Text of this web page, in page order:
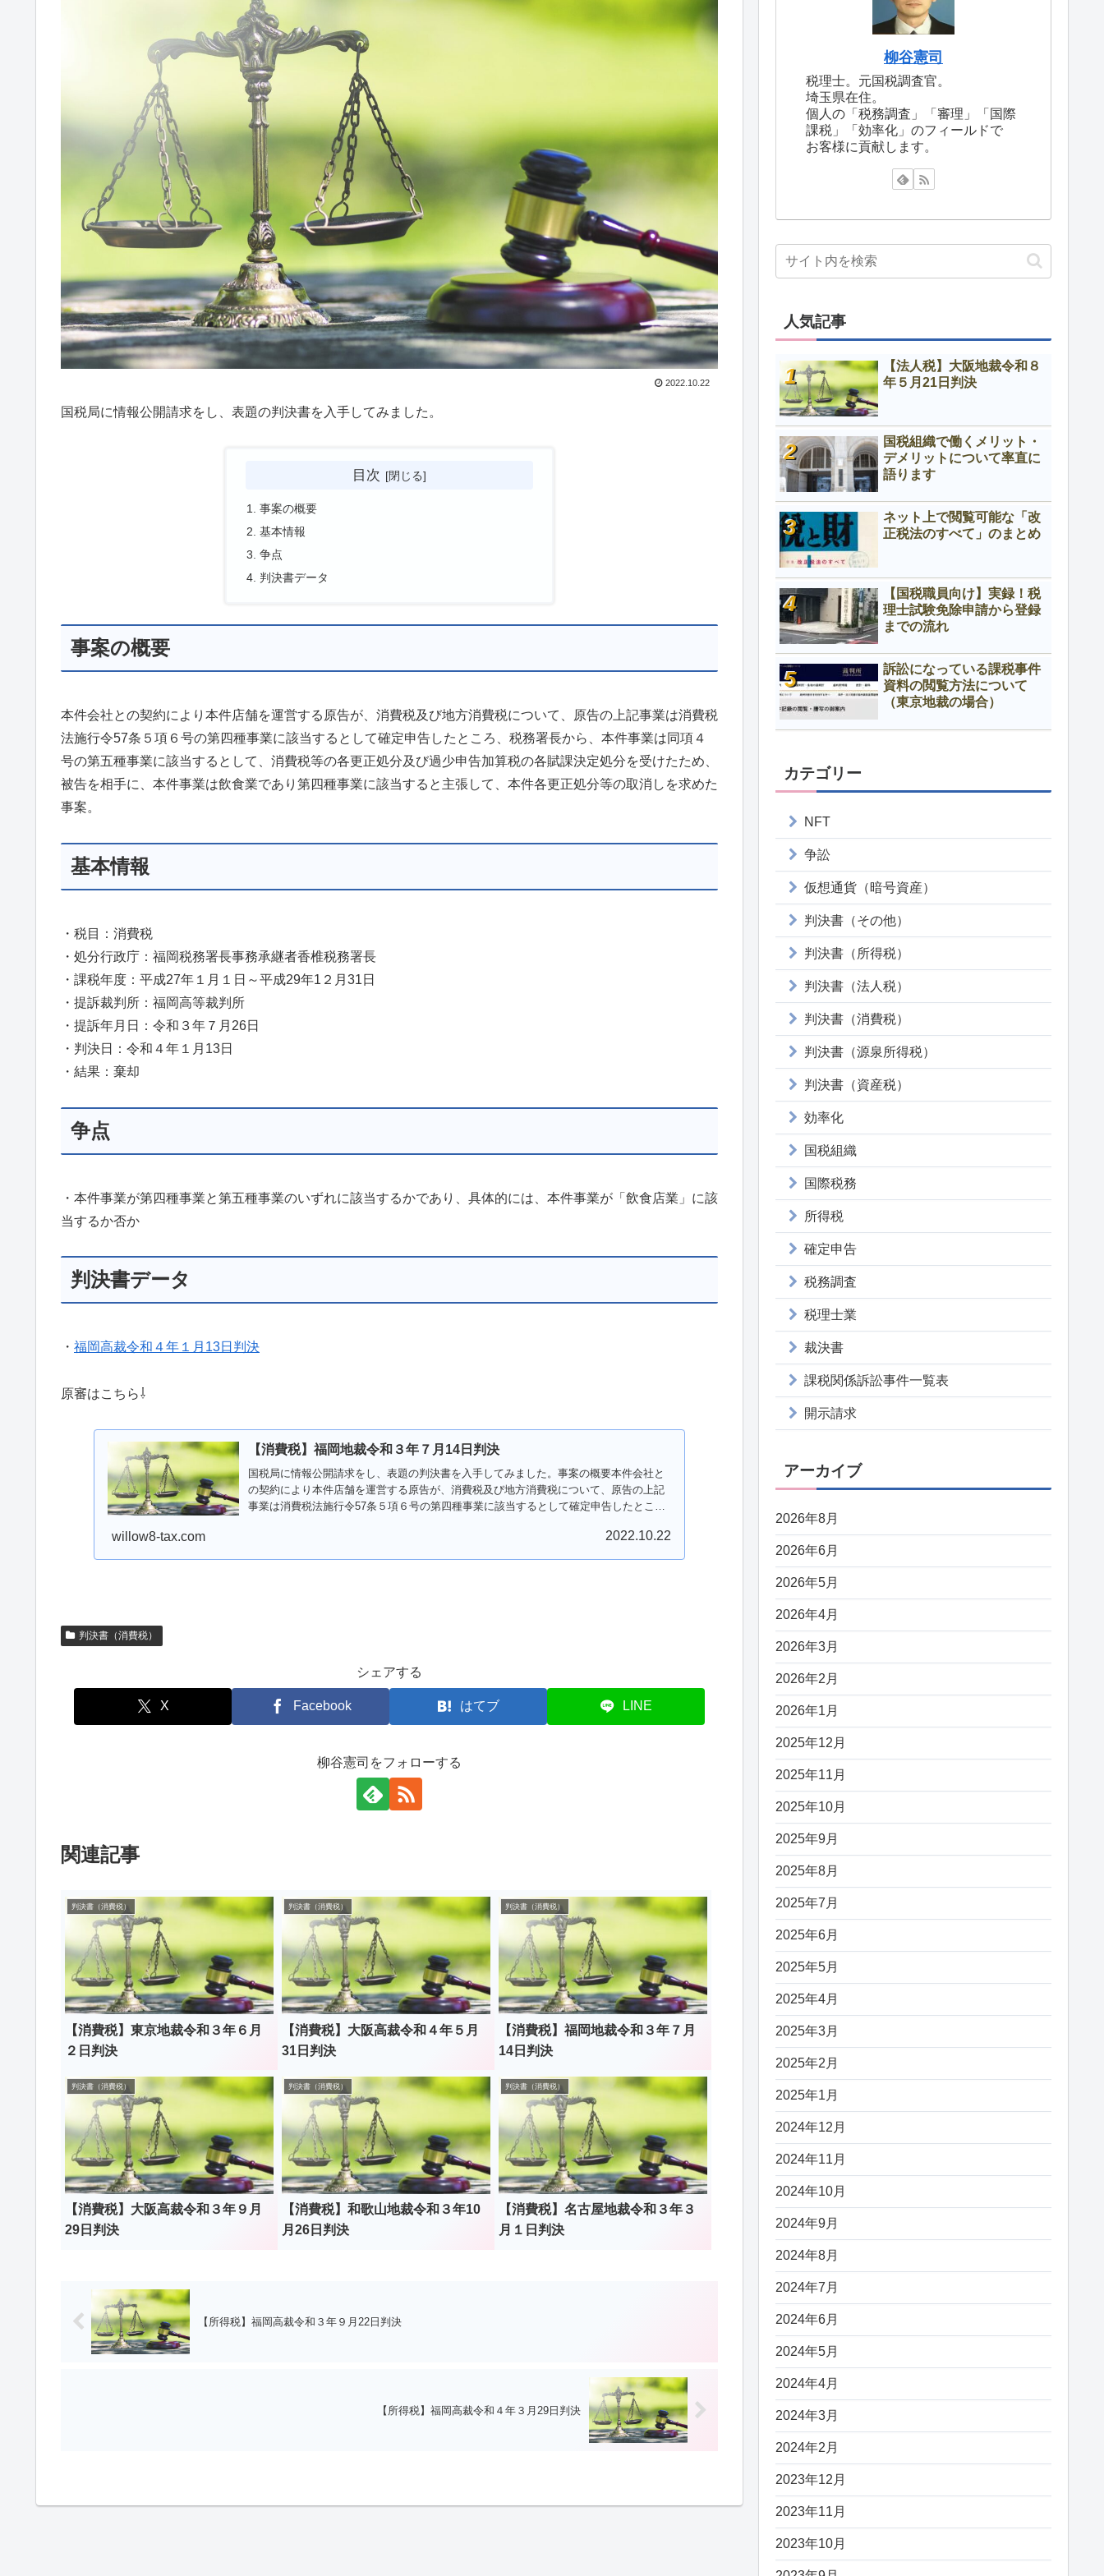
2022.10.22
国税局に情報公開請求をし、表題の判決書を入手してみました。
目次
事案の概要
基本情報
争点
判決書データ
事案の概要
本件会社との契約により本件店舗を運営する原告が、消費税及び地方消費税について、原告の上記事業は消費税
法施行令57条５項６号の第四種事業に該当するとして確定申告したところ、税務署長から、本件事業は同項４
号の第五種事業に該当するとして、消費税等の各更正処分及び過少申告加算税の各賦課決定処分を受けたため、
被告を相手に、本件事業は飲食業であり第四種事業に該当すると主張して、本件各更正処分等の取消しを求めた
事案。
基本情報
・税目：消費税
・処分行政庁：福岡税務署長事務承継者香椎税務署長
・課税年度：平成27年１月１日～平成29年1２月31日
・提訴裁判所：福岡高等裁判所
・提訴年月日：令和３年７月26日
・判決日：令和４年１月13日
・結果：棄却
争点
・本件事業が第四種事業と第五種事業のいずれに該当するかであり、具体的には、本件事業が「飲食店業」に該
当するか否か
判決書データ
・ 福岡高裁令和４年１月13日判決
原審はこちら⇩
【消費税】福岡地裁令和３年７月14日判決
国税局に情報公開請求をし、表題の判決書を入手してみました。事案の概要本件会社と
の契約により本件店舗を運営する原告が、消費税及び地方消費税について、原告の上記
事業は消費税法施行令57条５項６号の第四種事業に該当するとして確定申告したとこ
willow8-tax.com 2022.10.22
判決書（消費税）
シェアする
X Facebook はてブ LINE
柳谷憲司をフォローする
関連記事
判決書（消費税）
【消費税】東京地裁令和３年６月
２日判決
判決書（消費税）
【消費税】大阪高裁令和４年５月
31日判決
判決書（消費税）
【消費税】福岡地裁令和３年７月
14日判決
判決書（消費税）
【消費税】大阪高裁令和３年９月
29日判決
判決書（消費税）
【消費税】和歌山地裁令和３年10
月26日判決
判決書（消費税）
【消費税】名古屋地裁令和３年３
月１日判決
【所得税】福岡高裁令和３年９月22日判決
【所得税】福岡高裁令和４年３月29日判決
柳谷憲司
税理士。元国税調査官。
埼玉県在住。
個人の「税務調査」「審理」「国際
課税」「効率化」のフィールドで
お客様に貢献します。
人気記事
【法人税】大阪地裁令和８
年５月21日判決
国税組織で働くメリット・
デメリットについて率直に
語ります
ネット上で閲覧可能な「改
正税法のすべて」のまとめ
【国税職員向け】実録！税
理士試験免除申請から登録
までの流れ
訴訟になっている課税事件
資料の閲覧方法について
（東京地裁の場合）
カテゴリー
NFT
争訟
仮想通貨（暗号資産）
判決書（その他）
判決書（所得税）
判決書（法人税）
判決書（消費税）
判決書（源泉所得税）
判決書（資産税）
効率化
国税組織
国際税務
所得税
確定申告
税務調査
税理士業
裁決書
課税関係訴訟事件一覧表
開示請求
アーカイブ
2026年8月
2026年6月
2026年5月
2026年4月
2026年3月
2026年2月
2026年1月
2025年12月
2025年11月
2025年10月
2025年9月
2025年8月
2025年7月
2025年6月
2025年5月
2025年4月
2025年3月
2025年2月
2025年1月
2024年12月
2024年11月
2024年10月
2024年9月
2024年8月
2024年7月
2024年6月
2024年5月
2024年4月
2024年3月
2024年2月
2023年12月
2023年11月
2023年10月